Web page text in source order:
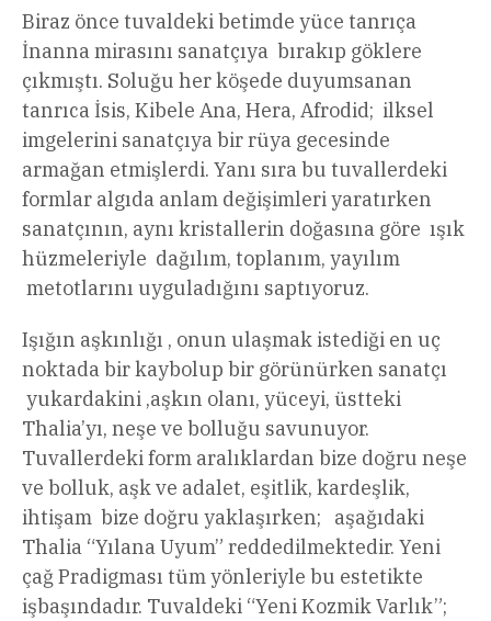
Biraz önce tuvaldeki betimde yüce tanrıça
İnanna mirasını sanatçıya bırakıp göklere
çıkmıştı. Soluğu her köşede duyumsanan
tanrıca İsis, Kibele Ana, Hera, Afrodid; ilksel
imgelerini sanatçıya bir rüya gecesinde
armağan etmişlerdi. Yanı sıra bu tuvallerdeki
formlar algıda anlam değişimleri yaratırken
sanatçının, aynı kristallerin doğasına göre ışık
hüzmeleriyle dağılım, toplanım, yayılım
metotlarını uyguladığını saptıyoruz.
Işığın aşkınlığı , onun ulaşmak istediği en uç
noktada bir kaybolup bir görünürken sanatçı
yukardakini ,aşkın olanı, yüceyi, üstteki
Thalia’yı, neşe ve bolluğu savunuyor.
Tuvallerdeki form aralıklardan bize doğru neşe
ve bolluk, aşk ve adalet, eşitlik, kardeşlik,
ihtişam bize doğru yaklaşırken; aşağıdaki
Thalia “Yılana Uyum” reddedilmektedir. Yeni
çağ Pradigması tüm yönleriyle bu estetikte
işbaşındadır. Tuvaldeki “Yeni Kozmik Varlık”;